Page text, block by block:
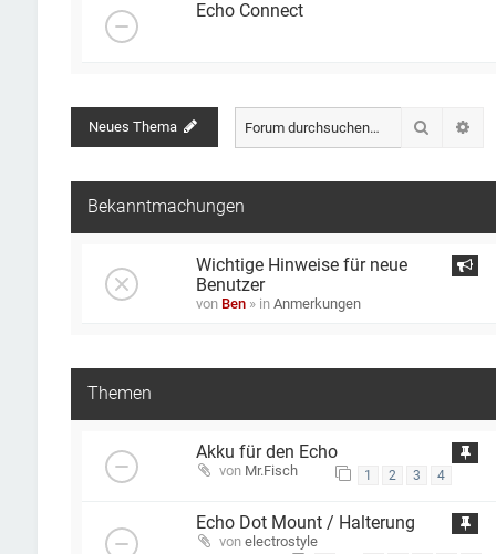
Echo Connect
Neues Thema Suche
Bekanntmachungen
Wichtige Hinweise für neue
Benutzer
von Ben » in Anmerkungen
Themen
Akku für den Echo
von Mr.Fisch 1 2 3 4
Echo Dot Mount / Halterung
von electrostyle